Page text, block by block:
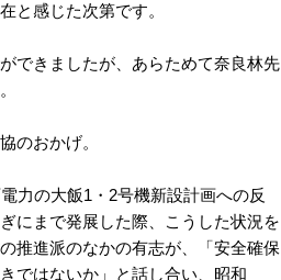
と感じた次第です。
できましたが、あらためて奈良林先
のおかげ。
力の大飯1・2号機新設計画への反
にまで発展した際、こうした状況を
推進派のなかの有志が、「安全確保
ではないか」と話し合い、昭和